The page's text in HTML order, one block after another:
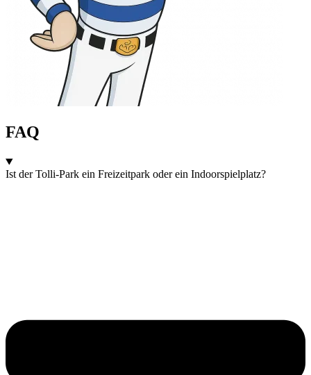
FAQ
Ist der Tolli-Park ein Freizeitpark oder ein Indoorspielplatz?